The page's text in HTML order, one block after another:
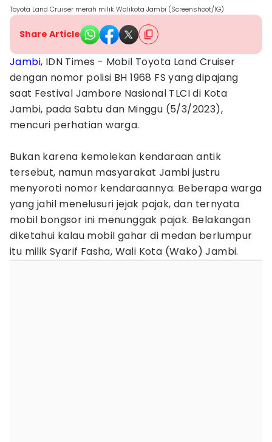
Toyota Land Cruiser merah milik Walikota Jambi (Screenshoot/IG)
Share Article
Jambi, IDN Times - Mobil Toyota Land Cruiser
dengan nomor polisi BH 1968 FS yang dipajang
saat Festival Jambore Nasional TLCI di Kota
Jambi, pada Sabtu dan Minggu (5/3/2023),
mencuri perhatian warga.
Bukan karena kemolekan kendaraan antik
tersebut, namun masyarakat Jambi justru
menyoroti nomor kendaraannya. Beberapa warga
yang jahil menelusuri jejak pajak, dan ternyata
mobil bongsor ini menunggak pajak. Belakangan
diketahui kalau mobil gahar di medan berlumpur
itu milik Syarif Fasha, Wali Kota (Wako) Jambi.